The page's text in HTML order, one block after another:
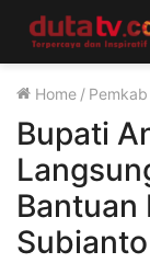
Home /
Bupati
Bantuan
Subianto